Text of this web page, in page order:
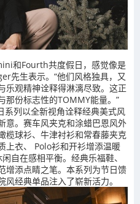
和Fourth共度假日，感觉像是
先生表示。“他们风格独具，又
观精神诠释得淋漓尽致。这正
那份标志性的TOMMY能量。”
系列以全新视角诠释经典美式风
意。赛车风夹克和涂蜡巴恩风外
榄球衫、牛津衬衫和常春藤夹克
上衣、 Polo衫和开衫增添温暖
自在感相平衡。经典乐福鞋、
增添点睛之笔。本系列为节日馈
经典单品注入了崭新活力。